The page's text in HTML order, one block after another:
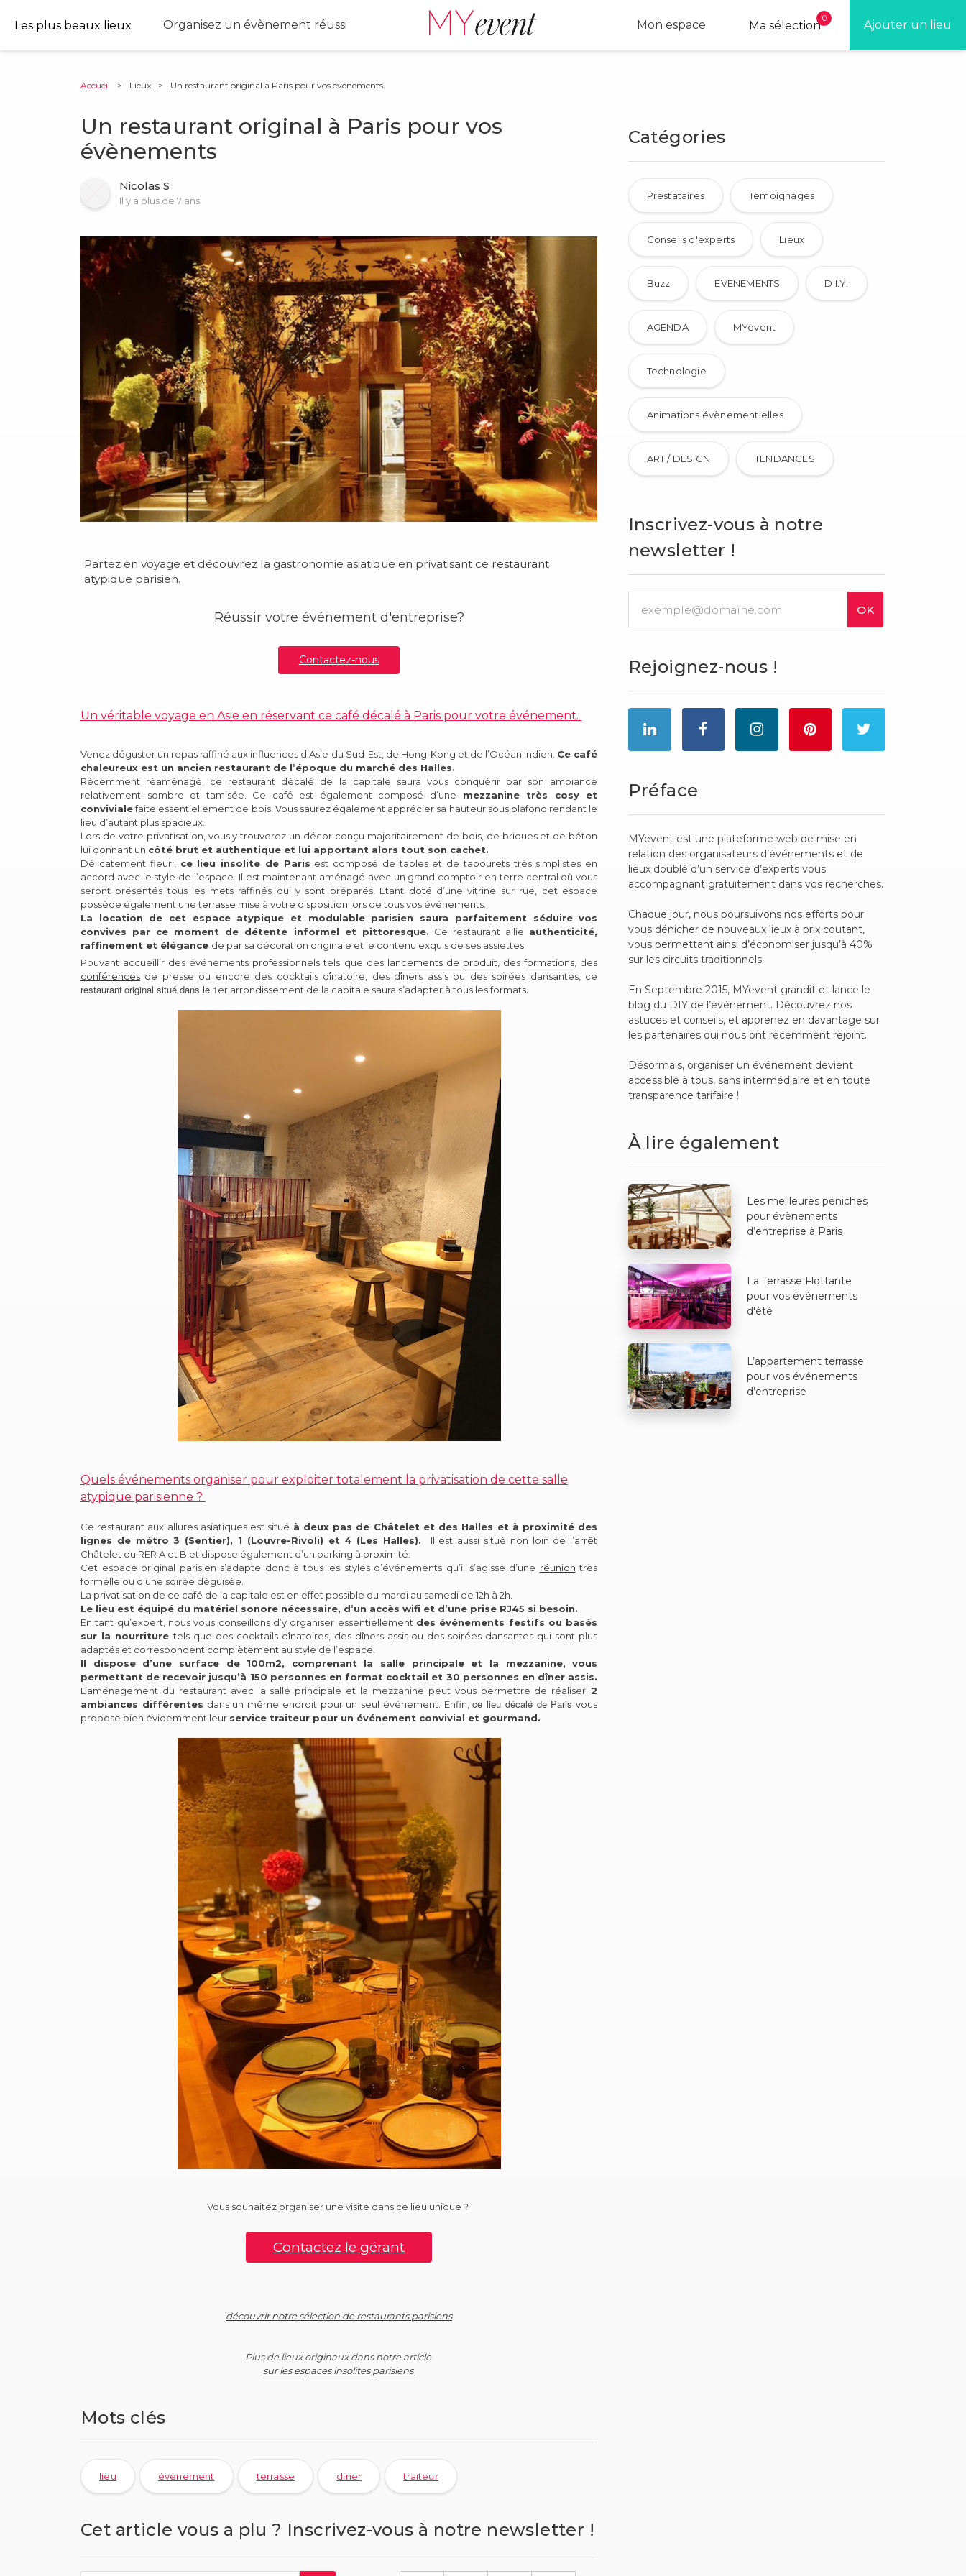
Les plus beaux lieux Organisez un évènement réussi Ajouter un lieu
Ma sélection
0
Mon espace
Accueil > Lieux > Un restaurant original à Paris pour vos évènements
Un restaurant original à Paris pour vos
évènements
Nicolas S
Il y a plus de 7 ans
Partez en voyage et découvrez la gastronomie asiatique en privatisant ce restaurant
atypique parisien.
Réussir votre événement d'entreprise?
Contactez-nous
Un véritable voyage en Asie en réservant ce café décalé à Paris pour votre événement.
Venez déguster un repas raffiné aux influences d’Asie du Sud-Est, de Hong-Kong et de l’Océan Indien. Ce café
chaleureux est un ancien restaurant de l’époque du marché des Halles.
Récemment réaménagé, ce restaurant décalé de la capitale saura vous conquérir par son ambiance
relativement sombre et tamisée. Ce café est également composé d’une mezzanine très cosy et
convivialefaite essentiellement de bois. Vous saurez également apprécier sa hauteur sous plafond rendant le
lieu d’autant plus spacieux.
Lors de votre privatisation, vous y trouverez un décor conçu majoritairement de bois, de briques et de béton
lui donnant un côté brut et authentique et lui apportant alors tout son cachet.
Délicatement fleuri, ce lieu insolite de Paris est composé de tables et de tabourets très simplistes en
accord avec le style de l’espace. Il est maintenant aménagé avec un grand comptoir en terre central où vous
seront présentés tous les mets raffinés qui y sont préparés. Etant doté d’une vitrine sur rue, cet espace
possède également uneterrasse mise à votre disposition lors de tous vos événements.
La location de cet espace atypique et modulable parisien saura parfaitement séduire vos
convives par ce moment de détente informel et pittoresque. Ce restaurant allie authenticité,
raffinement et élégance de par sa décoration originale et le contenu exquis de ses assiettes.
Pouvant accueillir des événements professionnels tels que des lancements de produit , desformations , des
conférences de presse ou encore des cocktails dînatoire, des dîners assis ou des soirées dansantes, ce
restaurantoriginal situé dans le 1er arrondissement de la capitale saura s’adapter à tous les formats.
Quels événements organiser pour exploiter totalement la privatisation de cette salle
atypique parisienne ?
Ce restaurant aux allures asiatiques est situé à deux pas de Châtelet et des Halles et à proximité des
lignes de métro 3 (Sentier), 1 (Louvre-Rivoli) et 4 (Les Halles).
Il est aussi situé non loin de l’arrêt
Châtelet du RER A et B et dispose également d’un parking à proximité.
Cet espace original parisien s’adapte donc à tous les styles d’événements qu’il s’agisse d’une réunion très
formelle ou d’une soirée déguisée.
La privatisation de ce café de la capitale est en effet possible du mardi au samedi de 12h à 2h.
Le lieu est équipé du matériel sonore nécessaire, d’un accès wifi et d’une prise RJ45 si besoin.
En tant qu’expert, nous vous conseillons d’y organiser essentiellement des événements festifs ou basés
sur la nourrituretels que des cocktails dînatoires, des dîners assis ou des soirées dansantes qui sont plus
adaptés et correspondent complètement au style de l’espace.
Il dispose d’une surface de 100m2, comprenant la salle principale et la mezzanine, vous
permettant de recevoir jusqu’à 150 personnes en format cocktail et 30 personnes en dîner assis.
L’aménagement du restaurant avec la salle principale et la mezzanine peut vous permettre de réaliser 2
ambiances différentes dans un même endroit pour un seul événement. Enfin,ce lieu décalé de Paris vous
propose bien évidemment leur service traiteur pour un événement convivial et gourmand.
Vous souhaitez organiser une visite dans ce lieu unique ?
Contactez le gérant
découvrir notre sélection de restaurants parisiens
Plus de lieux originaux dans notre article
sur les espaces insolites parisiens
Mots clés
lieu événement terrasse diner traiteur
Cet article vous a plu ? Inscrivez-vous à notre newsletter !
Catégories
Prestataires Temoignages
Conseils d'experts Lieux
Buzz EVENEMENTS D.I.Y.
AGENDA MYevent
Technologie
Animations évènementielles
ART / DESIGN TENDANCES
Inscrivez-vous à notre
newsletter !
Rejoignez-nous !
Préface
MYevent est une plateforme web de mise en
relation des organisateurs d’événements et de
lieux doublé d’un service d’experts vous
accompagnant gratuitement dans vos recherches.
Chaque jour, nous poursuivons nos efforts pour
vous dénicher de nouveaux lieux à prix coutant,
vous permettant ainsi d’économiser jusqu’à 40%
sur les circuits traditionnels.
En Septembre 2015, MYevent grandit et lance le
blog du DIY de l’événement. Découvrez nos
astuces et conseils, et apprenez en davantage sur
les partenaires qui nous ont récemment rejoint.
Désormais, organiser un événement devient
accessible à tous, sans intermédiaire et en toute
transparence tarifaire !
À lire également
Les meilleures péniches
pour évènements
d’entreprise à Paris
La Terrasse Flottante
pour vos évènements
d'été
L’appartement terrasse
pour vos événements
d’entreprise